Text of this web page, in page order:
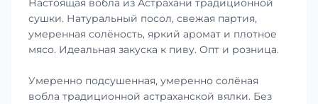
Настоящая вобла из Астрахани традиционной
сушки. Натуральный посол, свежая партия,
умеренная солёность, яркий аромат и плотное
мясо. Идеальная закуска к пиву. Опт и розница.
Умеренно подсушенная, умеренно солёная
вобла традиционной астраханской вялки. Без